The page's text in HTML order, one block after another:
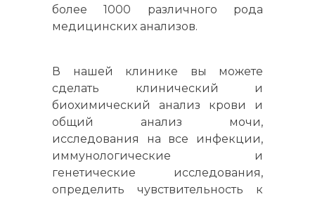
более 1000 различного рода
медицинских анализов.
В нашей клинике вы можете
сделать клинический и
биохимический анализ крови и
общий анализ мочи,
исследования на все инфекции,
иммунологические и
генетические исследования,
определить чувствительность к